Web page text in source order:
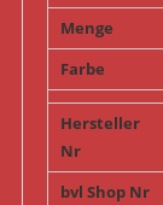
Menge
Farbe
Hersteller
Nr
bvl Shop Nr